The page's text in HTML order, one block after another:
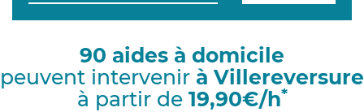
g
i
90 aides à domicile
peuvent intervenir à Villereversure
à partir de 19,90€/h*